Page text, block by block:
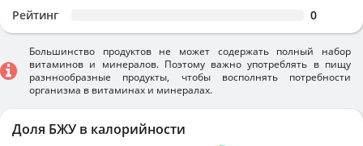
Рейтинг 0
Большинство продуктов не может содержать полный набор
витаминов и минералов. Поэтому важно употреблять в пищу
разннообразные продукты, чтобы восполнять потребности
организма в витаминах и минералах.
Доля БЖУ в калорийности